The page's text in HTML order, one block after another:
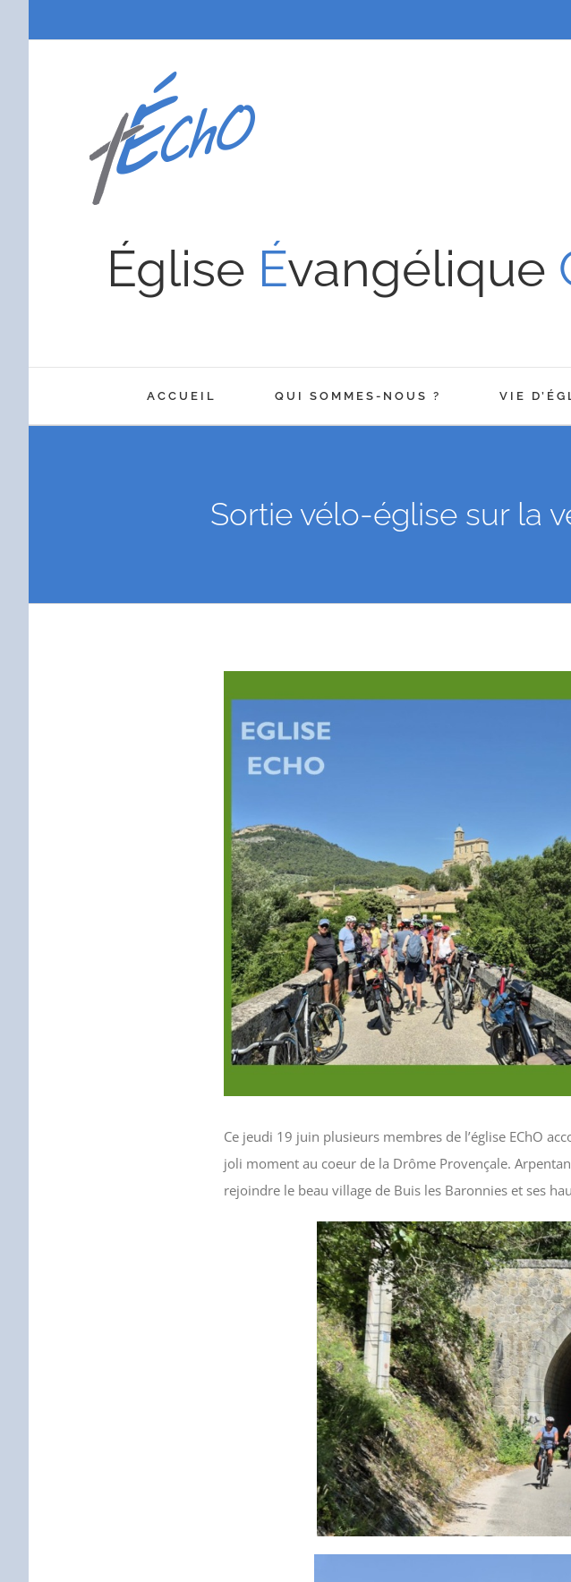
Église Évangélique
ACCUEIL QUI SOMMES-NOUS ? VIE
Sortie vélo-église sur la
agrandie
Ce jeudi 19 juin plusieurs membres de l’église EChO
joli moment au coeur de la Drôme Provençale.
rejoindre le beau village de Buis les Baronnies et ses